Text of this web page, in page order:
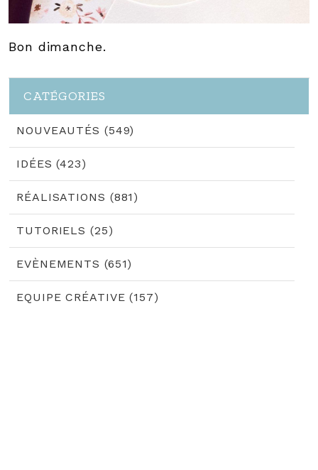
Bon dimanche.
CATÉGORIES
NOUVEAUTÉS (549)
IDÉES (423)
RÉALISATIONS (881)
TUTORIELS (25)
EVÈNEMENTS (651)
EQUIPE CRÉATIVE (157)